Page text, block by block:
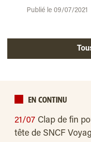
Publié le 09/07/2021
EN CONTINU
21/07 Clap de fin
tête de SNCF